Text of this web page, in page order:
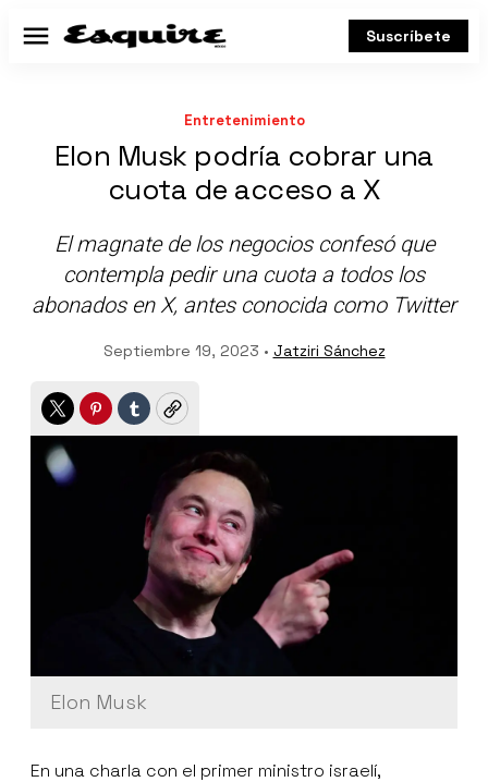
Menú Suscríbete
Entretenimiento
Elon Musk podría cobrar una
cuota de acceso a X
El magnate de los negocios confesó que
contempla pedir una cuota a todos los
abonados en X, antes conocida como Twitter
Septiembre 19, 2023 • Jatziri Sánchez
TwitterPinterest
TumblrCopy
Elon Musk
En una charla con el primer ministro israelí,